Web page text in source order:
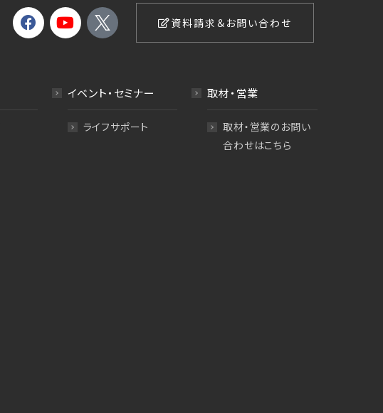
資料請求＆お問い合わせ
イベント・セミナー
ライフサポート
取材・営業
取材・営業のお問い
合わせはこちら